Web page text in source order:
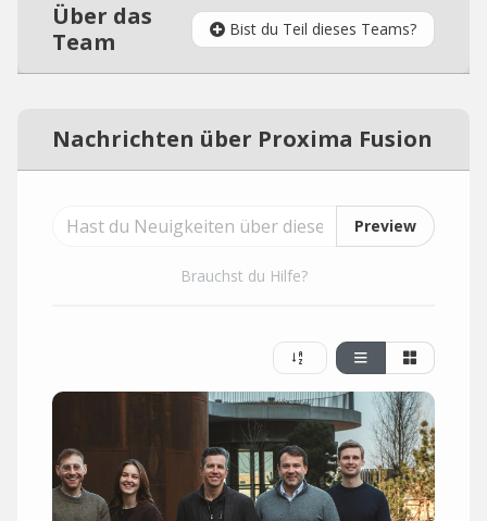
Über das
Team
Bist du Teil dieses Teams?
Nachrichten über Proxima Fusion
Preview
Brauchst du Hilfe?